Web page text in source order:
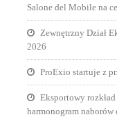
Salone del Mobile na
Zewnętrzny Dział
2026
ProExio startuje z
Eksportowy
harmonogram